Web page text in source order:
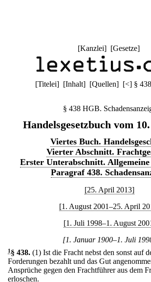
[Kanzlei] [Gesetze]
[Titelei] [Inhalt] [Quellen] [<] §
§ 438 HGB.
Handelsgesetzbuch vom
Viertes Buch.
Vierter Abschnitt.
Erster Unterabschnitt.
Paragraf 438.
[25. April 2013]
[1. August 2001–25. April
[1. Juli 1998–1. August
[1. Januar 1900–1. Juli
1 § 438. (1) Ist die Fracht nebst den sonst auf
Forderungen bezahlt und das Gut
Ansprüche gegen den Frachtführer aus dem
erloschen.